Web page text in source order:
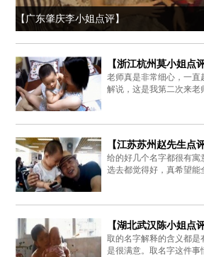
【广东肇庆李小姐点评】
【浙江杭州莫小姐点评
老师真是非常细心，一直
解说，这是我第二次来老
【江苏苏州赵先生点评
给的好几个名字都很有
选去都觉得好，真希望能
【湖北武汉陈小姐点评
取的名字解释的含义都是
是很满意。取名字这件